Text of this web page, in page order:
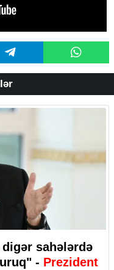
sahələrdə
- Prezident